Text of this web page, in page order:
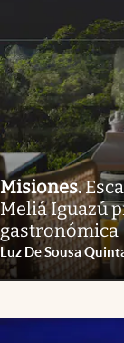
Misiones.
Meliá Iguazú
gastronómica
Luz De Sousa